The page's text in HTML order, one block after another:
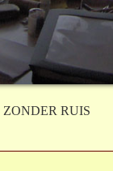
ZONDER RUIS